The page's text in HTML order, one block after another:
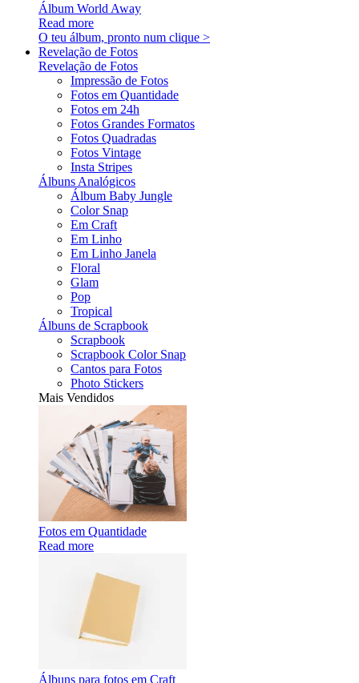
Álbum World Away
Read more
O teu álbum, pronto num clique >
Revelação de Fotos
Revelação de Fotos
Impressão de Fotos
Fotos em Quantidade
Fotos em 24h
Fotos Grandes Formatos
Fotos Quadradas
Fotos Vintage
Insta Stripes
Álbuns Analógicos
Álbum Baby Jungle
Color Snap
Em Craft
Em Linho
Em Linho Janela
Floral
Glam
Pop
Tropical
Álbuns de Scrapbook
Scrapbook
Scrapbook Color Snap
Cantos para Fotos
Photo Stickers
Mais Vendidos
Fotos em Quantidade
Read more
Álbuns para fotos em Craft